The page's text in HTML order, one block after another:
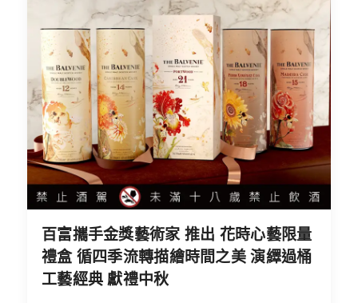
百富攜手金獎藝術家 推出 花時心藝限量
禮盒 循四季流轉描繪時間之美 演繹過桶
工藝經典 獻禮中秋